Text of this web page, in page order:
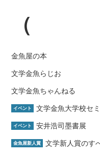
金魚屋の本
文学金魚らじお
文学金魚ちゃんねる
イベント 文学金魚大学校セ
イベント 安井浩司墨書展
金魚屋新人賞 文学新人賞のす